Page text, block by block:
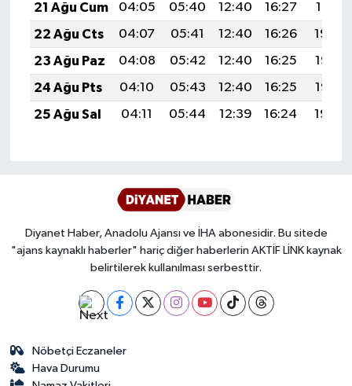
21 Ağu Cum
04:05 05:40 12:40 16:27
19:31
22 Ağu Cts
04:07 05:41 12:40 16:26
19:29
23 Ağu Paz
04:08 05:42 12:40 16:25
19:28
24 Ağu Pts
04:10 05:43 12:40 16:25
19:26
25 Ağu Sal
04:11 05:44 12:39 16:24 19:24
Diyanet Haber, Anadolu Ajansı ve İHA abonesidir. Bu sitede
"ajans kaynaklı haberler" hariç diğer haberlerin AKTİF LİNK kaynak
belirtilerek kullanılması serbesttir.
Nöbetçi Eczaneler
Hava Durumu
Karabük Müftülüğü
Karaman Müftülüğü
Kars Müftülüğü
Kırıkkale Müftülüğü
Kırklareli Müftülüğü